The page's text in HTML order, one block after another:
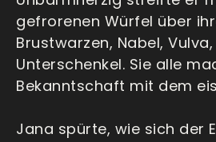
gefrorenen Würfel über
Brustwarzen, Nabel,
Unterschenkel. Sie alle
Bekanntschaft mit dem
Jana spürte, wie sich der